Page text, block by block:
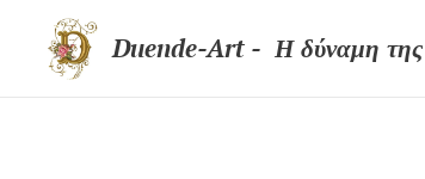
Duende-Art - Η δύναμη της